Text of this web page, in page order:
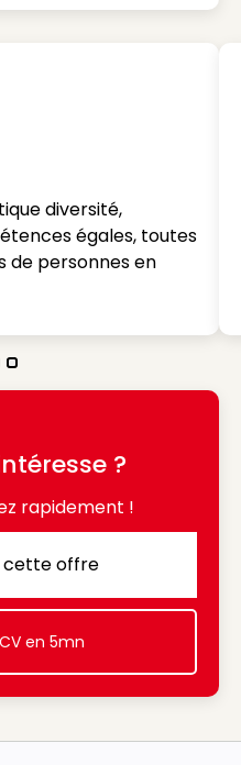
diversité,
égales, toutes
de personnes en
?
rapidement !
à cette offre
cette offre
decorative
en 5mn